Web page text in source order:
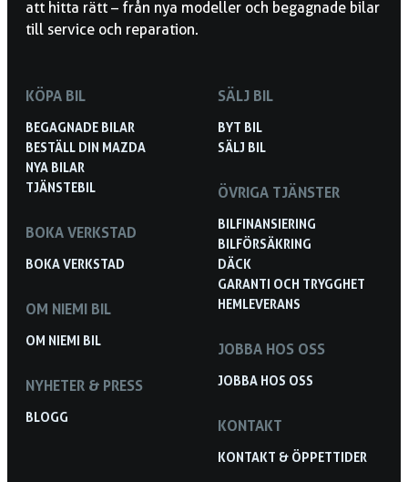
att hitta rätt – från nya modeller och begagnade bilar
till service och reparation.
KÖPA BIL
BEGAGNADE BILAR
BESTÄLL DIN MAZDA
NYA BILAR
TJÄNSTEBIL
BOKA VERKSTAD
BOKA VERKSTAD
OM NIEMI BIL
OM NIEMI BIL
NYHETER & PRESS
BLOGG
SÄLJ BIL
BYT BIL
SÄLJ BIL
ÖVRIGA TJÄNSTER
BILFINANSIERING
BILFÖRSÄKRING
DÄCK
GARANTI OCH TRYGGHET
HEMLEVERANS
JOBBA HOS OSS
JOBBA HOS OSS
KONTAKT
KONTAKT & ÖPPETTIDER